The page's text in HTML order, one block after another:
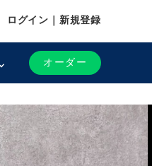
ログイン｜新規登録
オーダー